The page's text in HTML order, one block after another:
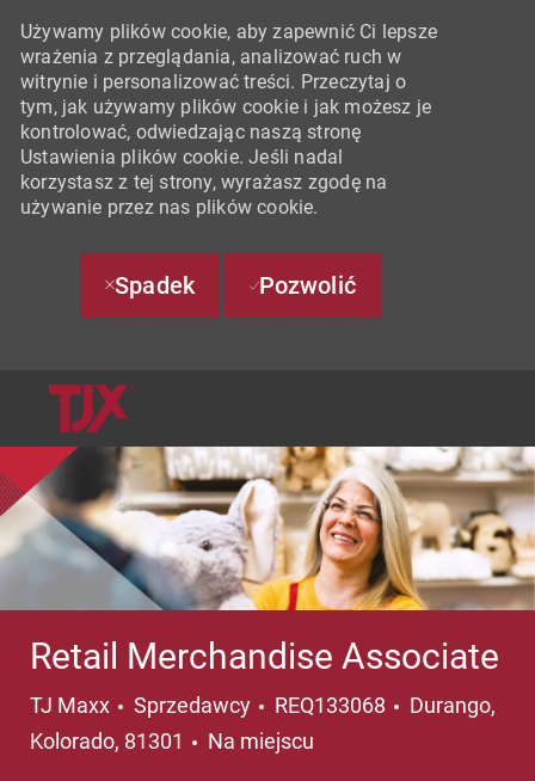
Używamy plików cookie, aby zapewnić Ci lepsze
wrażenia z przeglądania, analizować ruch w
witrynie i personalizować treści. Przeczytaj o
tym, jak używamy plików cookie i jak możesz je
kontrolować, odwiedzając naszą stronę
Ustawienia plików cookie. Jeśli nadal
korzystasz z tej strony, wyrażasz zgodę na
używanie przez nas plików cookie.
Spadek Pozwolić
Retail Merchandise Associate
TJ Maxx Kategoria
Sprzedawcy REQ133068 Lokalizacja
Durango,
Kolorado, 81301
Na miejscu